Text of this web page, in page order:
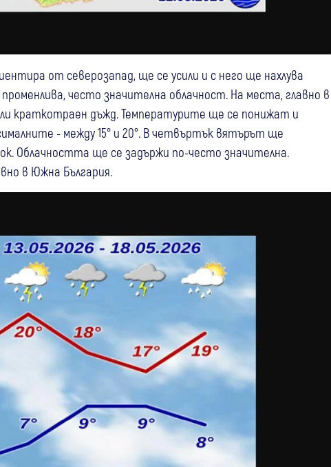
от северозапад, ще се усили и с него ще нахлува
често значителна облачност. На места, главно в
краткотраен дъжд. Температурите ще се понижат и
- между 15° и 20°. В четвъртък вятърът ще
Облачността ще се задържи по-често значителна.
в Южна България.